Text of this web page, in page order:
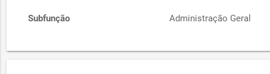
Subfunção Administração Geral